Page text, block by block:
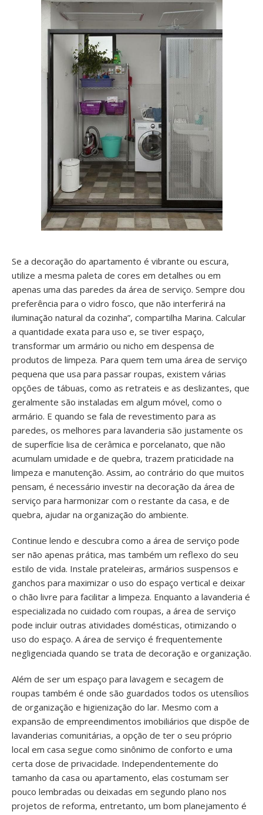
Se a decoração do apartamento é vibrante ou escura,
utilize a mesma paleta de cores em detalhes ou em
apenas uma das paredes da área de serviço. Sempre dou
preferência para o vidro fosco, que não interferirá na
iluminação natural da cozinha”, compartilha Marina. Calcular
a quantidade exata para uso e, se tiver espaço,
transformar um armário ou nicho em despensa de
produtos de limpeza. Para quem tem uma área de serviço
pequena que usa para passar roupas, existem várias
opções de tábuas, como as retrateis e as deslizantes, que
geralmente são instaladas em algum móvel, como o
armário. E quando se fala de revestimento para as
paredes, os melhores para lavanderia são justamente os
de superfície lisa de cerâmica e porcelanato, que não
acumulam umidade e de quebra, trazem praticidade na
limpeza e manutenção. Assim, ao contrário do que muitos
pensam, é necessário investir na decoração da área de
serviço para harmonizar com o restante da casa, e de
quebra, ajudar na organização do ambiente.
Continue lendo e descubra como a área de serviço pode
ser não apenas prática, mas também um reflexo do seu
estilo de vida. Instale prateleiras, armários suspensos e
ganchos para maximizar o uso do espaço vertical e deixar
o chão livre para facilitar a limpeza. Enquanto a lavanderia é
especializada no cuidado com roupas, a área de serviço
pode incluir outras atividades domésticas, otimizando o
uso do espaço. A área de serviço é frequentemente
negligenciada quando se trata de decoração e organização.
Além de ser um espaço para lavagem e secagem de
roupas também é onde são guardados todos os utensílios
de organização e higienização do lar. Mesmo com a
expansão de empreendimentos imobiliários que dispõe de
lavanderias comunitárias, a opção de ter o seu próprio
local em casa segue como sinônimo de conforto e uma
certa dose de privacidade. Independentemente do
tamanho da casa ou apartamento, elas costumam ser
pouco lembradas ou deixadas em segundo plano nos
projetos de reforma, entretanto, um bom planejamento é